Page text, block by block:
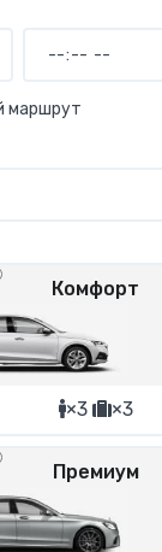
маршрут
Комфорт
×3 ×3
Премиум